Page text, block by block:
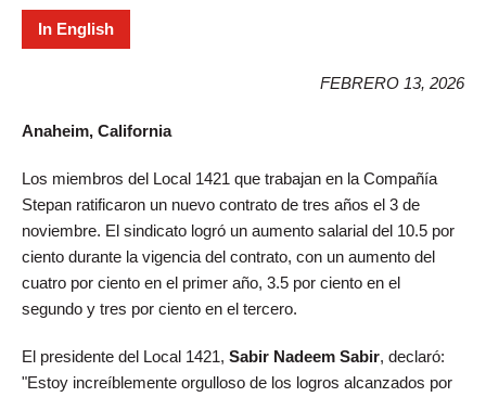
In English
FEBRERO 13, 2026
Anaheim, California
Los miembros del Local 1421 que trabajan en la Compañía
Stepan ratificaron un nuevo contrato de tres años el 3 de
noviembre. El sindicato logró un aumento salarial del 10.5 por
ciento durante la vigencia del contrato, con un aumento del
cuatro por ciento en el primer año, 3.5 por ciento en el
segundo y tres por ciento en el tercero.
El presidente del Local 1421, Sabir Nadeem Sabir, declaró:
"Estoy increíblemente orgulloso de los logros alcanzados por